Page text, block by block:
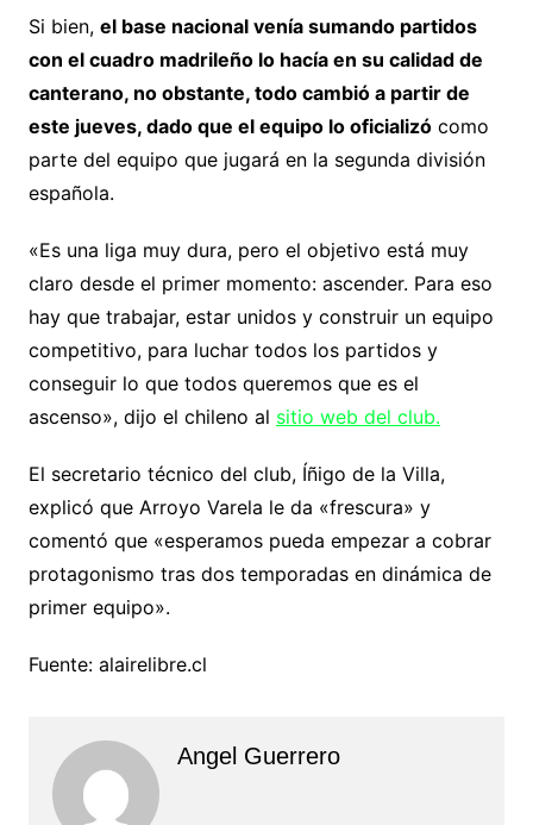
Si bien, el base nacional venía sumando partidos
con el cuadro madrileño lo hacía en su calidad de
canterano, no obstante, todo cambió a partir de
este jueves, dado que el equipo lo oficializócomo
parte del equipo que jugará en la segunda división
española.
«Es una liga muy dura, pero el objetivo está muy
claro desde el primer momento: ascender. Para eso
hay que trabajar, estar unidos y construir un equipo
competitivo, para luchar todos los partidos y
conseguir lo que todos queremos que es el
ascenso», dijo el chileno al sitio web del club.
El secretario técnico del club, Íñigo de la Villa,
explicó que Arroyo Varela le da «frescura» y
comentó que «esperamos pueda empezar a cobrar
protagonismo tras dos temporadas en dinámica de
primer equipo».
Fuente: alairelibre.cl
Angel Guerrero